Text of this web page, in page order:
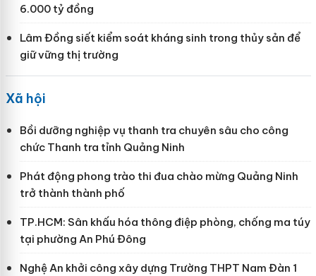
6.000 tỷ đồng
Lâm Đồng siết kiểm soát kháng sinh trong thủy sản để
giữ vững thị trường
Xã hội
Bồi dưỡng nghiệp vụ thanh tra chuyên sâu cho công
chức Thanh tra tỉnh Quảng Ninh
Phát động phong trào thi đua chào mừng Quảng Ninh
trở thành thành phố
TP.HCM: Sân khấu hóa thông điệp phòng, chống ma túy
tại phường An Phú Đông
Nghệ An khởi công xây dựng Trường THPT Nam Đàn 1